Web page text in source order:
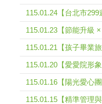
115.01.24【台北市299
115.01.23【節能升級
115.01.21【孩子畢業
115.01.20【愛愛院形象
115.01.16【陽光愛心
115.01.15【精準管理